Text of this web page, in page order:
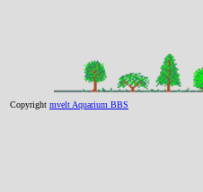
Copyright mvelt Aquarium BBS